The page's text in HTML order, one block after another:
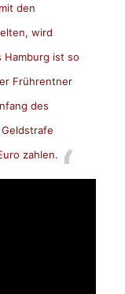
den
wird
Hamburg ist so
Frührentner
des
zahlen.